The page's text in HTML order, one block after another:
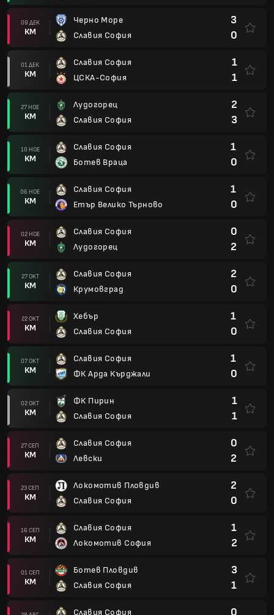
09 ДЕК
КМ
Черно Море
Славия София
3
0
01 ДЕК
КМ
Славия София
ЦСКА-София
1
1
27 НОЕ
КМ
Лудогорец
Славия София
2
3
10 НОЕ
КМ
Славия София
Ботев Враца
1
0
06 НОЕ
КМ
Славия София
Етър Велико Търново
1
0
02 НОЕ
КМ
Славия София
Лудогорец
0
2
27 ОКТ
КМ
Славия София
Крумовград
2
0
22 ОКТ
КМ
Хебър
Славия София
1
0
07 ОКТ
КМ
Славия София
ФК Арда Кърджали
1
0
02 ОКТ
КМ
ФК Пирин
Славия София
1
1
27 СЕП
КМ
Славия София
Левски
0
2
23 СЕП
КМ
Локомотив Пловдив
Славия София
2
0
16 СЕП
КМ
Славия София
Локомотив София
1
2
01 СЕП
КМ
Ботев Пловдив
Славия София
3
1
Славия София 0